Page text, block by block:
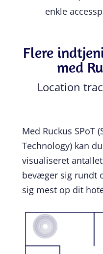
enkle
Flere
med
Location
Med Ruckus SPoT
Technology) kan
visualiseret
bevæger sig rundt
sig mest op dit